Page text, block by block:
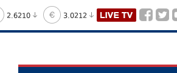
2.6210 3.0212